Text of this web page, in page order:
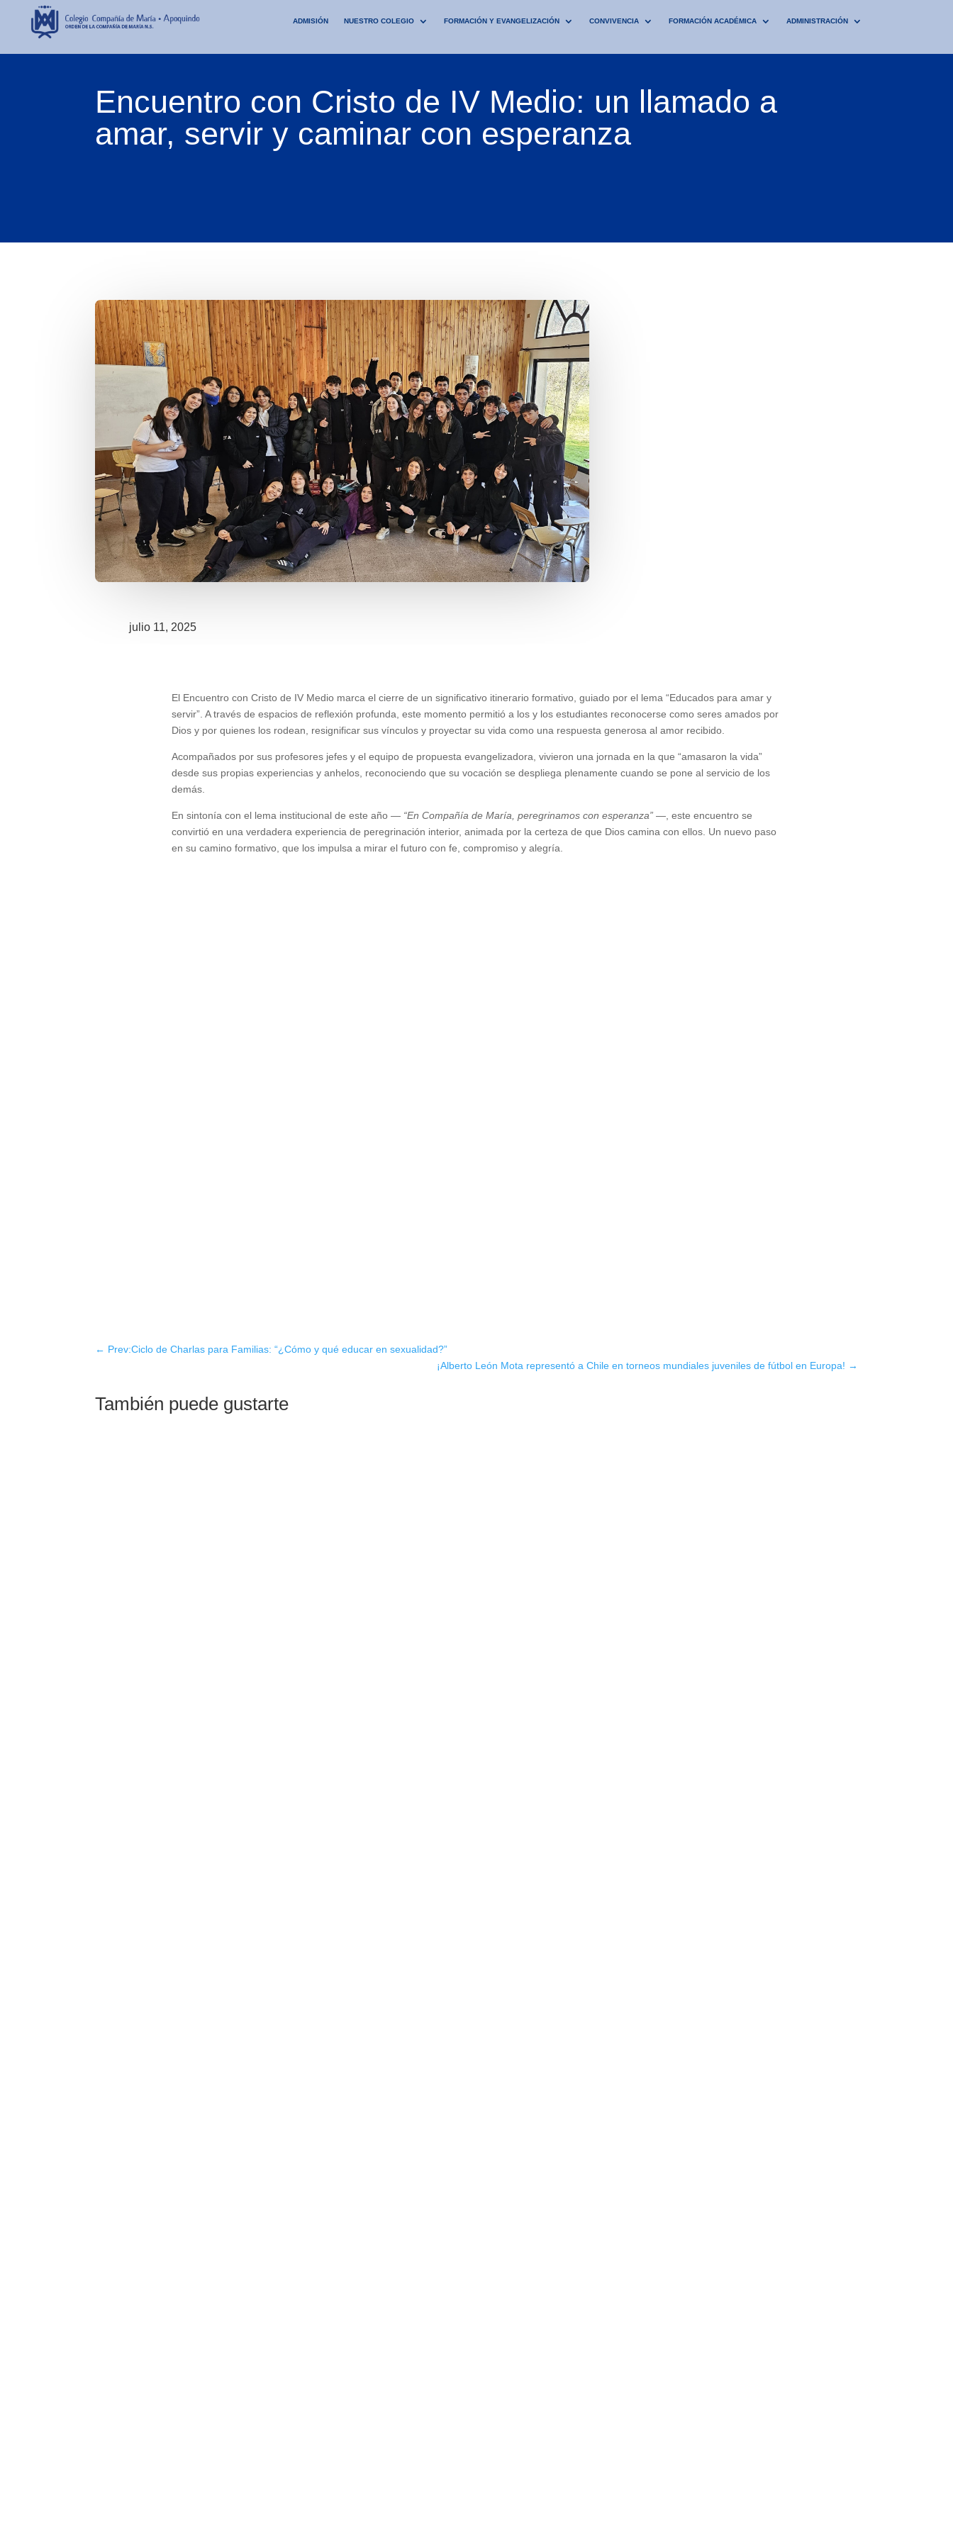
ADMISIÓN NUESTRO COLEGIO FORMACIÓN Y EVANGELIZACIÓN CONVIVENCIA FORMACIÓN ACADÉMICA ADMINISTRACIÓN
Encuentro con Cristo de IV Medio: un llamado a
amar, servir y caminar con esperanza
julio 11, 2025
El Encuentro con Cristo de IV Medio marca el cierre de un significativo itinerario formativo, guiado por el lema “Educados para amar y
servir”. A través de espacios de reflexión profunda, este momento permitió a los y los estudiantes reconocerse como seres amados por
Dios y por quienes los rodean, resignificar sus vínculos y proyectar su vida como una respuesta generosa al amor recibido.
Acompañados por sus profesores jefes y el equipo de propuesta evangelizadora, vivieron una jornada en la que “amasaron la vida”
desde sus propias experiencias y anhelos, reconociendo que su vocación se despliega plenamente cuando se pone al servicio de los
demás.
En sintonía con el lema institucional de este año — “En Compañía de María, peregrinamos con esperanza”—, este encuentro se
convirtió en una verdadera experiencia de peregrinación interior, animada por la certeza de que Dios camina con ellos. Un nuevo paso
en su camino formativo, que los impulsa a mirar el futuro con fe, compromiso y alegría.
← Prev:Ciclo de Charlas para Familias: “¿Cómo y qué educar en sexualidad?”
¡Alberto León Mota representó a Chile en torneos mundiales juveniles de fútbol en Europa! →
También puede gustarte